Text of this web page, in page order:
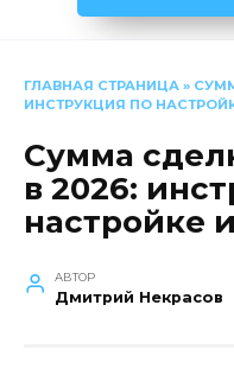
ГЛАВНАЯ СТРАНИЦА »
ИНСТРУКЦИЯ ПО
Сумма
в 2026:
настройке
АВТОР
Дмитрий Некрасов